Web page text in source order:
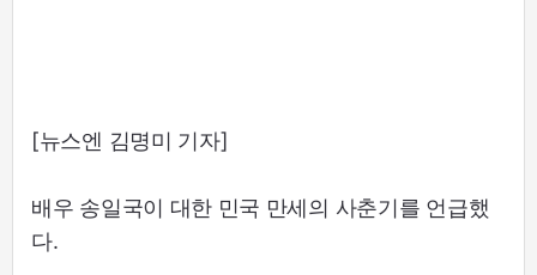
[뉴스엔 김명미 기자]
배우 송일국이 대한 민국 만세의 사춘기를 언급했
다.